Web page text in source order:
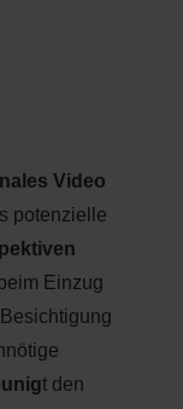
Video
potenzielle
Einzug
t den